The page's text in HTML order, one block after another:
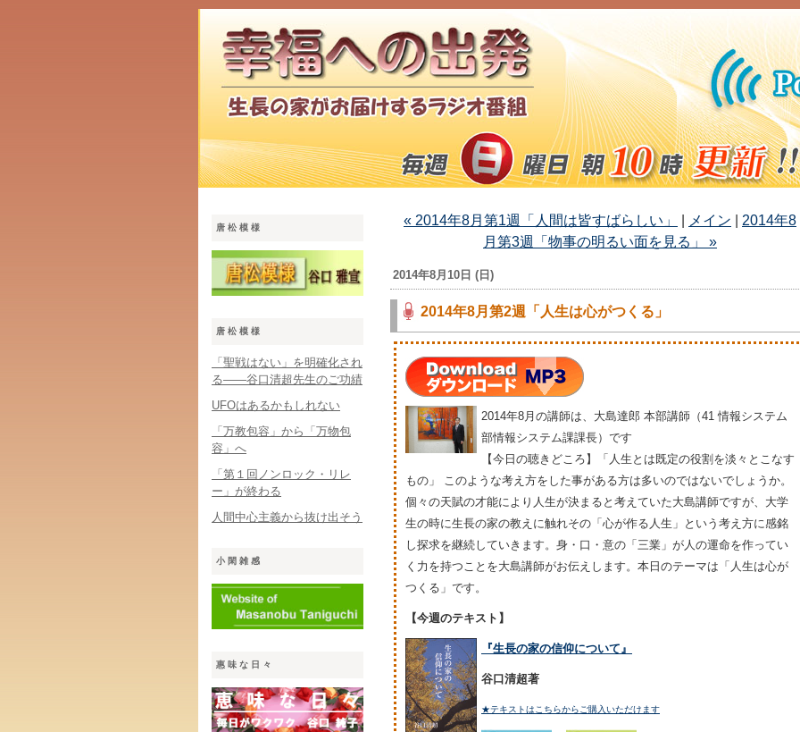
唐松模様
唐松模様
「聖戦はない」を明確化され
る――谷口清超先生のご功績
UFOはあるかもしれない
「万教包容」から「万物包
容」へ
「第１回ノンロック・リレ
ー」が終わる
人間中心主義から抜け出そう
小閑雑感
惠味な日々
« 2014年8月第1週「人間は皆すばらしい」 メイン
2014年8
月第3週「物事の明るい面を見る」 »
2014年8月10日 (日)
2014年8月第2週「人生は心がつくる」
2014年8月の講師は、大島達郎 本部講師（41 情報システム
部情報システム課課長）です
【今日の聴きどころ】「人生とは既定の役割を淡々とこなす
もの」 このような考え方をした事がある方は多いのではないでしょうか。
個々の天賦の才能により人生が決まると考えていた大島講師ですが、大学
生の時に生長の家の教えに触れその「心が作る人生」という考え方に感銘
し探求を継続していきます。身・口・意の「三業」が人の運命を作ってい
く力を持つことを大島講師がお伝えします。本日のテーマは「人生は心が
つくる」です。
【今週のテキスト】
『生長の家の信仰について』
谷口清超著
★テキストはこちらからご購入いただけます